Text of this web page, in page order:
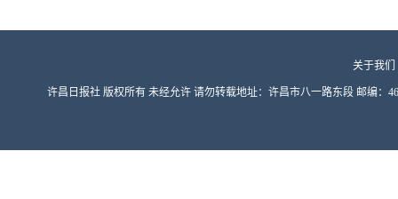
关于我们
许昌日报社 版权所有 未经允许 请勿转载地址：许昌市八一路东段 邮编：